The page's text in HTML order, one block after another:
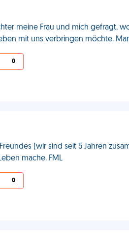
meine Frau und mich gefragt,
mit uns verbringen möchte.
0
(wir sind seit 5 Jahren
mache. FML
0